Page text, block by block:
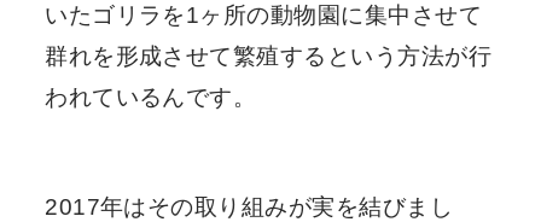
いたゴリラを1ヶ所の動物園に集中させて
群れを形成させて繁殖するという方法が行
われているんです。
2017年はその取り組みが実を結びまし